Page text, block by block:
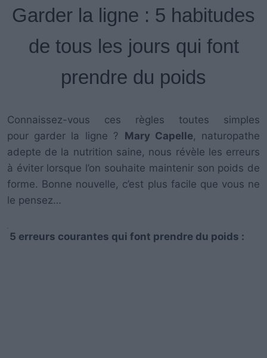
Garder la ligne : 5 habitudes
de tous les jours qui font
prendre du poids
Connaissez-vous ces règles toutes simples
pour garder la ligne ? Mary Capelle, naturopathe
adepte de la nutrition saine, nous révèle les erreurs
à éviter lorsque l’on souhaite maintenir son poids de
forme. Bonne nouvelle, c’est plus facile que vous ne
le pensez…
5 erreurs courantes qui font prendre du poids :